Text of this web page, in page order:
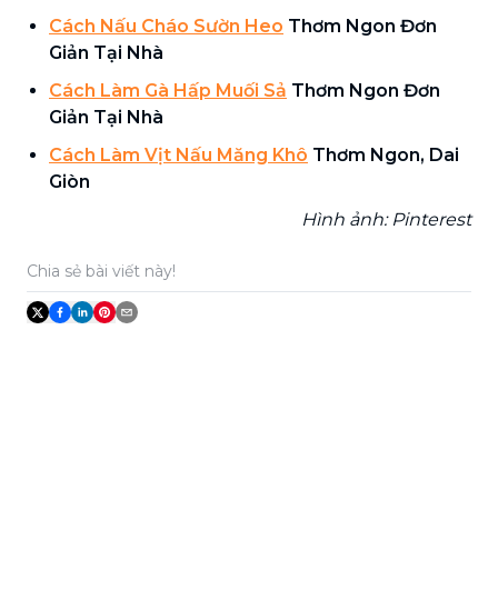
Cách Nấu Cháo Sườn Heo Thơm Ngon Đơn
Giản Tại Nhà
Cách Làm Gà Hấp Muối Sả Thơm Ngon Đơn
Giản Tại Nhà
Cách Làm Vịt Nấu Măng Khô Thơm Ngon, Dai
Giòn
Hình ảnh: Pinterest
Chia sẻ bài viết này!